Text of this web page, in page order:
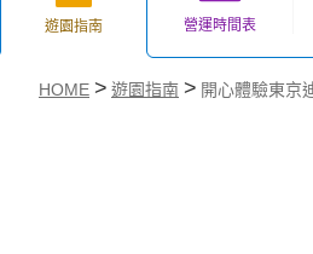
遊園指南 營運時間表
HOME 遊園指南 開心體驗東京